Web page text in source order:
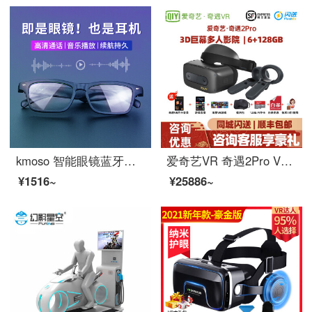
kmoso 智能眼镜蓝牙耳机骨传导概念耳机不入耳多功能黑科技音频偏光墨镜适用华为苹果安卓手机 防蓝光眼镜【可换近视镜片】
¥1516~
爱奇艺VR 奇遇2Pro VR体感游戏机 VR游戏机 6自由度虚拟现实 VR一体机128G版本 奇遇2Pro【赠多重好礼】
¥25886~